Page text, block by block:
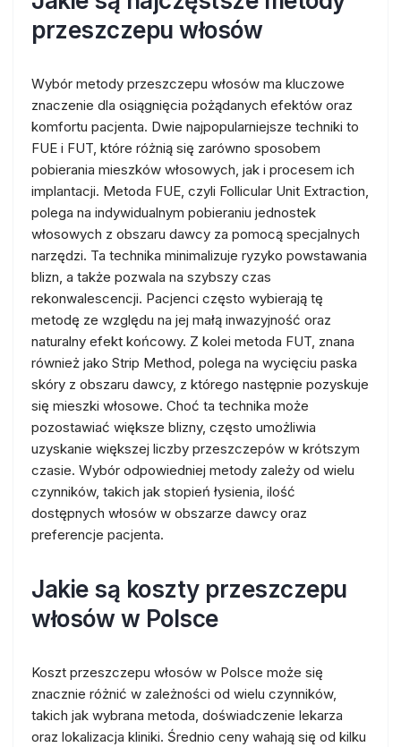
przeszczepu włosów
Wybór metody przeszczepu włosów ma kluczowe
znaczenie dla osiągnięcia pożądanych efektów oraz
komfortu pacjenta. Dwie najpopularniejsze techniki to
FUE i FUT, które różnią się zarówno sposobem
pobierania mieszków włosowych, jak i procesem ich
implantacji. Metoda FUE, czyli Follicular Unit Extraction,
polega na indywidualnym pobieraniu jednostek
włosowych z obszaru dawcy za pomocą specjalnych
narzędzi. Ta technika minimalizuje ryzyko powstawania
blizn, a także pozwala na szybszy czas
rekonwalescencji. Pacjenci często wybierają tę
metodę ze względu na jej małą inwazyjność oraz
naturalny efekt końcowy. Z kolei metoda FUT, znana
również jako Strip Method, polega na wycięciu paska
skóry z obszaru dawcy, z którego następnie pozyskuje
się mieszki włosowe. Choć ta technika może
pozostawiać większe blizny, często umożliwia
uzyskanie większej liczby przeszczepów w krótszym
czasie. Wybór odpowiedniej metody zależy od wielu
czynników, takich jak stopień łysienia, ilość
dostępnych włosów w obszarze dawcy oraz
preferencje pacjenta.
Jakie są koszty przeszczepu
włosów w Polsce
Koszt przeszczepu włosów w Polsce może się
znacznie różnić w zależności od wielu czynników,
takich jak wybrana metoda, doświadczenie lekarza
oraz lokalizacja kliniki. Średnio ceny wahają się od kilku